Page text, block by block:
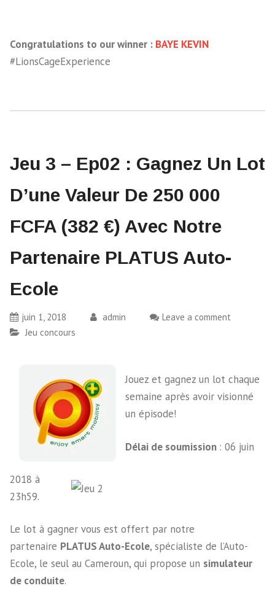
Congratulations to our winner : BAYE KEVIN
#LionsCageExperience
Jeu 3 – Ep02 : Gagnez Un Lot
D’une Valeur De 250 000
FCFA (382 €) Avec Notre
Partenaire PLATUS Auto-
Ecole
juin 1, 2018 admin
Leave a comment
Jeu concours
Jouez et gagnez un lot chaque
semaine après avoir visionné
un épisode!
Délai de soumission : 06 juin
2018 à
23h59.
Le lot à gagner vous est offert par notre
partenaire PLATUS Auto-Ecole, spécialiste de l’Auto-
Ecole, le seul au Cameroun, qui propose un simulateur
de conduite.